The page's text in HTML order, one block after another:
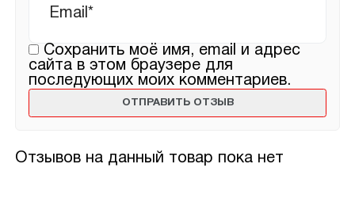
Отзывов на данный товар пока нет
Сохранить моё имя, email и адрес
сайта в этом браузере для
последующих моих комментариев.